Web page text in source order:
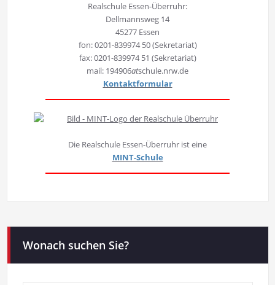
Realschule Essen-Überruhr:
Dellmannsweg 14
45277 Essen
fon: 0201-839974 50 (Sekretariat)
fax: 0201-839974 51 (Sekretariat)
mail: 194906atschule.nrw.de
Kontaktformular
Die Realschule Essen-Überruhr ist eine
MINT-Schule
Wonach suchen Sie?